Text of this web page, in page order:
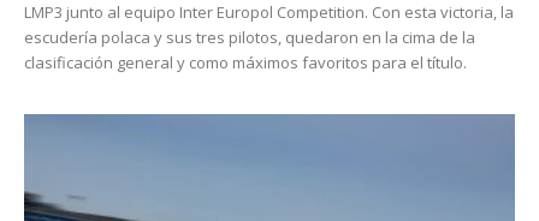
LMP3 junto al equipo Inter Europol Competition. Con esta victoria, la
escudería polaca y sus tres pilotos, quedaron en la cima de la
clasificación general y como máximos favoritos para el título.